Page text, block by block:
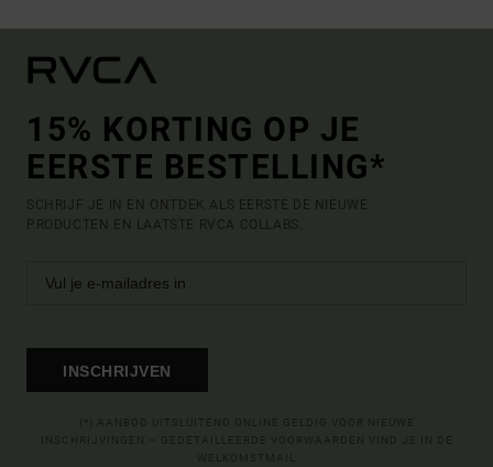
15% KORTING OP JE
EERSTE BESTELLING*
SCHRIJF JE IN EN ONTDEK ALS EERSTE DE NIEUWE
PRODUCTEN EN LAATSTE RVCA COLLABS.
INSCHRIJVEN